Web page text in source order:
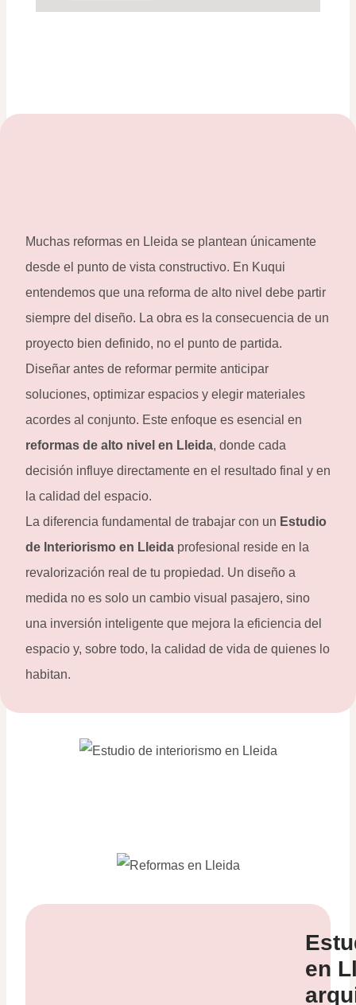
Muchas reformas en Lleida se plantean únicamente
desde el punto de vista constructivo. En Kuqui
entendemos que una reforma de alto nivel debe partir
siempre del diseño. La obra es la consecuencia de un
proyecto bien definido, no el punto de partida.
Diseñar antes de reformar permite anticipar
soluciones, optimizar espacios y elegir materiales
acordes al conjunto. Este enfoque es esencial en
reformas de alto nivel en Lleida, donde cada
decisión influye directamente en el resultado final y en
la calidad del espacio.
La diferencia fundamental de trabajar con un Estudio
de Interiorismo en Lleida profesional reside en la
revalorización real de tu propiedad. Un diseño a
medida no es solo un cambio visual pasajero, sino
una inversión inteligente que mejora la eficiencia del
espacio y, sobre todo, la calidad de vida de quienes lo
habitan.
en